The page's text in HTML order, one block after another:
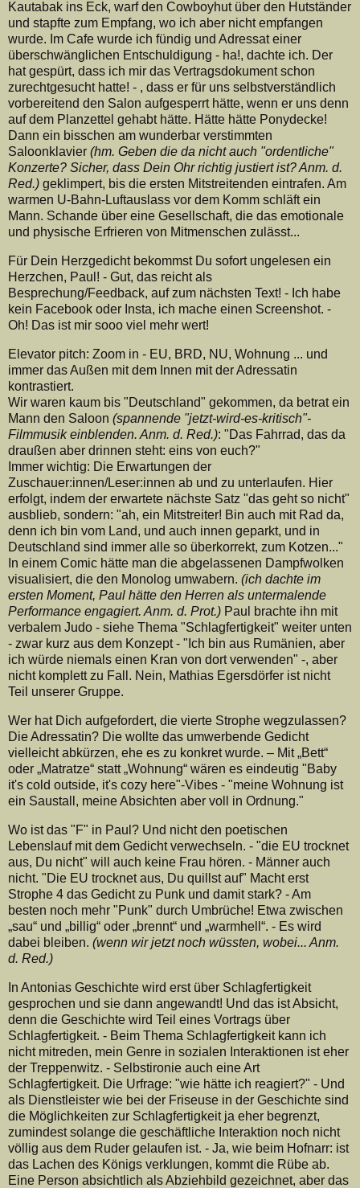
Kautabak ins Eck, warf den Cowboyhut über den Hutständer
und stapfte zum Empfang, wo ich aber nicht empfangen
wurde. Im Cafe wurde ich fündig und Adressat einer
überschwänglichen Entschuldigung - ha!, dachte ich. Der
hat gespürt, dass ich mir das Vertragsdokument schon
zurechtgesucht hatte! - , dass er für uns selbstverständlich
vorbereitend den Salon aufgesperrt hätte, wenn er uns denn
auf dem Planzettel gehabt hätte. Hätte hätte Ponydecke!
Dann ein bisschen am wunderbar verstimmten
Saloonklavier (hm. Geben die da nicht auch "ordentliche"
Konzerte? Sicher, dass Dein Ohr richtig justiert ist? Anm. d.
Red.) geklimpert, bis die ersten Mitstreitenden eintrafen. Am
warmen U-Bahn-Luftauslass vor dem Komm schläft ein
Mann. Schande über eine Gesellschaft, die das emotionale
und physische Erfrieren von Mitmenschen zulässt...
Für Dein Herzgedicht bekommst Du sofort ungelesen ein
Herzchen, Paul! - Gut, das reicht als
Besprechung/Feedback, auf zum nächsten Text! - Ich habe
kein Facebook oder Insta, ich mache einen Screenshot. -
Oh! Das ist mir sooo viel mehr wert!
Elevator pitch: Zoom in - EU, BRD, NU, Wohnung ... und
immer das Außen mit dem Innen mit der Adressatin
kontrastiert.
Wir waren kaum bis "Deutschland" gekommen, da betrat ein
Mann den Saloon (spannende "jetzt-wird-es-kritisch"-
Filmmusik einblenden. Anm. d. Red.): "Das Fahrrad, das da
draußen aber drinnen steht: eins von euch?"
Immer wichtig: Die Erwartungen der
Zuschauer:innen/Leser:innen ab und zu unterlaufen. Hier
erfolgt, indem der erwartete nächste Satz "das geht so nicht"
ausblieb, sondern: "ah, ein Mitstreiter! Bin auch mit Rad da,
denn ich bin vom Land, und auch innen geparkt, und in
Deutschland sind immer alle so überkorrekt, zum Kotzen..."
In einem Comic hätte man die abgelassenen Dampfwolken
visualisiert, die den Monolog umwabern. (ich dachte im
ersten Moment, Paul hätte den Herren als untermalende
Performance engagiert. Anm. d. Prot.) Paul brachte ihn mit
verbalem Judo - siehe Thema "Schlagfertigkeit" weiter unten
- zwar kurz aus dem Konzept - "Ich bin aus Rumänien, aber
ich würde niemals einen Kran von dort verwenden" -, aber
nicht komplett zu Fall. Nein, Mathias Egersdörfer ist nicht
Teil unserer Gruppe.
Wer hat Dich aufgefordert, die vierte Strophe wegzulassen?
Die Adressatin? Die wollte das umwerbende Gedicht
vielleicht abkürzen, ehe es zu konkret wurde. – Mit „Bett“
oder „Matratze“ statt „Wohnung“ wären es eindeutig "Baby
it's cold outside, it's cozy here"-Vibes - "meine Wohnung ist
ein Saustall, meine Absichten aber voll in Ordnung."
Wo ist das "F" in Paul? Und nicht den poetischen
Lebenslauf mit dem Gedicht verwechseln. - "die EU trocknet
aus, Du nicht" will auch keine Frau hören. - Männer auch
nicht. "Die EU trocknet aus, Du quillst auf" Macht erst
Strophe 4 das Gedicht zu Punk und damit stark? - Am
besten noch mehr "Punk" durch Umbrüche! Etwa zwischen
„sau“ und „billig“ oder „brennt“ und „warmhell“. - Es wird
dabei bleiben. (wenn wir jetzt noch wüssten, wobei... Anm.
d. Red.)
In Antonias Geschichte wird erst über Schlagfertigkeit
gesprochen und sie dann angewandt! Und das ist Absicht,
denn die Geschichte wird Teil eines Vortrags über
Schlagfertigkeit. - Beim Thema Schlagfertigkeit kann ich
nicht mitreden, mein Genre in sozialen Interaktionen ist eher
der Treppenwitz. - Selbstironie auch eine Art
Schlagfertigkeit. Die Urfrage: "wie hätte ich reagiert?" - Und
als Dienstleister wie bei der Friseuse in der Geschichte sind
die Möglichkeiten zur Schlagfertigkeit ja eher begrenzt,
zumindest solange die geschäftliche Interaktion noch nicht
völlig aus dem Ruder gelaufen ist. - Ja, wie beim Hofnarr: ist
das Lachen des Königs verklungen, kommt die Rübe ab.
Eine Person absichtlich als Abziehbild gezeichnet, aber das